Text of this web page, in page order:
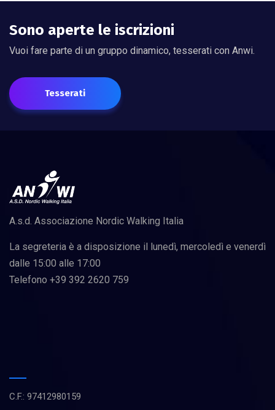
Sono aperte le iscrizioni
Vuoi fare parte di un gruppo dinamico, tesserati con Anwi.
Tesserati
A.s.d. Associazione Nordic Walking Italia
La segreteria è a disposizione il lunedì, mercoledì e venerdì
dalle 15:00 alle 17:00
Telefono +39 392 2620 759
C.F.: 97412980159